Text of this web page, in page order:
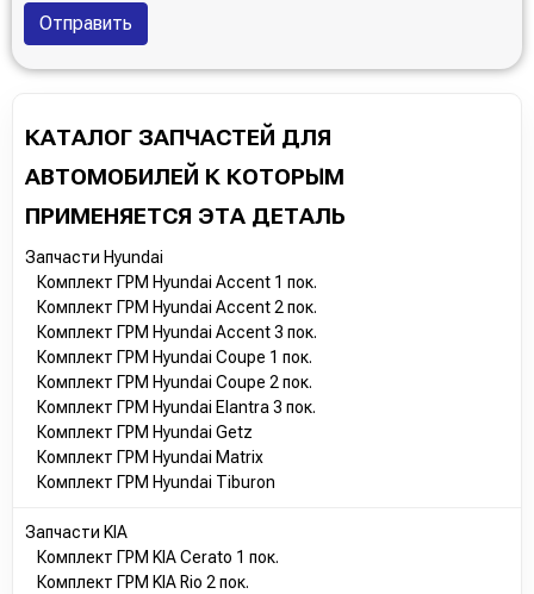
Отправить
КАТАЛОГ ЗАПЧАСТЕЙ ДЛЯ
АВТОМОБИЛЕЙ К КОТОРЫМ
ПРИМЕНЯЕТСЯ ЭТА ДЕТАЛЬ
Запчасти Hyundai
Комплект ГРМ Hyundai Accent 1 пок.
Комплект ГРМ Hyundai Accent 2 пок.
Комплект ГРМ Hyundai Accent 3 пок.
Комплект ГРМ Hyundai Coupe 1 пок.
Комплект ГРМ Hyundai Coupe 2 пок.
Комплект ГРМ Hyundai Elantra 3 пок.
Комплект ГРМ Hyundai Getz
Комплект ГРМ Hyundai Matrix
Комплект ГРМ Hyundai Tiburon
Запчасти KIA
Комплект ГРМ KIA Cerato 1 пок.
Комплект ГРМ KIA Rio 2 пок.